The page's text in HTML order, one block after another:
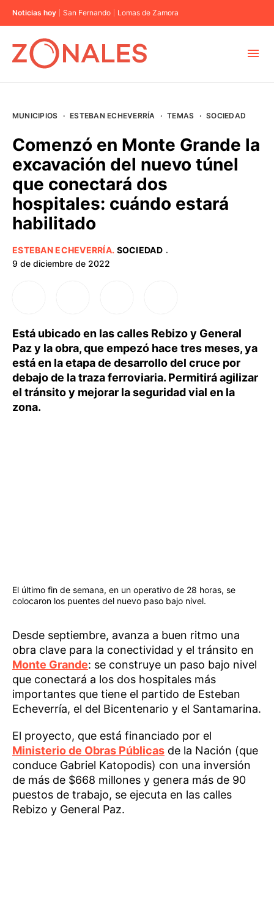
Noticias hoy San Fernando Lomas de Zamora
BUENOS AIRES
PROVINCIAS
MUNICIPIOS · ESTEBAN ECHEVERRÍA · TEMAS · SOCIEDAD
Comenzó en Monte Grande la
excavación del nuevo túnel
que conectará dos
hospitales: cuándo estará
habilitado
ESTEBAN ECHEVERRÍA. SOCIEDAD ·
9 de diciembre de 2022
Está ubicado en las calles Rebizo y General
Paz y la obra, que empezó hace tres meses, ya
está en la etapa de desarrollo del cruce por
debajo de la traza ferroviaria. Permitirá agilizar
el tránsito y mejorar la seguridad vial en la
zona.
El último fin de semana, en un operativo de 28 horas, se
colocaron los puentes del nuevo paso bajo nivel.
Desde septiembre, avanza a buen ritmo una
obra clave para la conectividad y el tránsito en
Monte Grande: se construye un paso bajo nivel
que conectará a los dos hospitales más
importantes que tiene el partido de Esteban
Echeverría, el del Bicentenario y el Santamarina.
El proyecto, que está financiado por el
Ministerio de Obras Públicas de la Nación (que
conduce Gabriel Katopodis) con una inversión
de más de $668 millones y genera más de 90
puestos de trabajo, se ejecuta en las calles
Rebizo y General Paz.